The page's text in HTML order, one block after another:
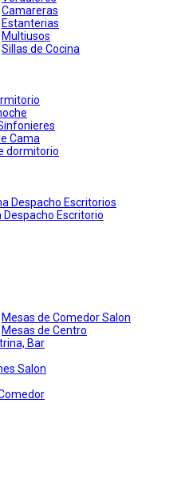
Camareras
Estanterias
Multiusos
Sillas de Cocina
Cama
dormitorio
Despacho Escritorios
Despacho Escritorio
Mesas de Comedor Salon
Mesas de Centro
Bar
Salon